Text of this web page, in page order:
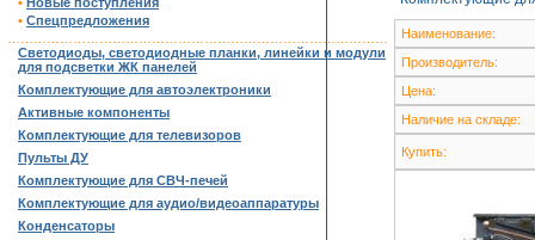
• Спецпредложения
Светодиоды, светодиодные планки, линейки и модули
для подсветки ЖК панелей
Комплектующие для автоэлектроники
Активные компоненты
Комплектующие для телевизоров
Пульты ДУ
Комплектующие для СВЧ-печей
Комплектующие для аудио/видеоаппаратуры
Конденсаторы
Наименование:
Производитель:
Цена:
Наличие на складе:
Купить: